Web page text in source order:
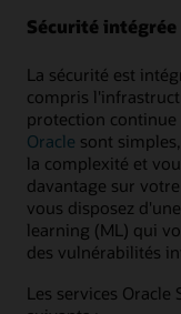
Sécurité intégrée
La sécurité est
compris
protection continue
Oracle sont
la complexité et
davantage sur
vous disposez
learning (ML) qui
des vulnérabilités
Les services